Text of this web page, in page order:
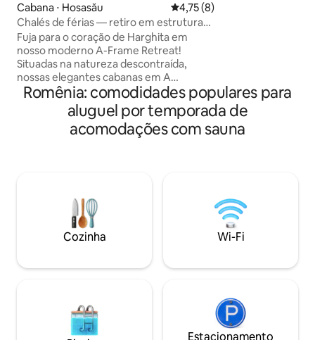
Cabana ⋅ Hosasău 4,75 de uma avaliação média
4,75 (8)
Chalés de férias — retiro em estrutura
triangular em Harghita
Fuja para o coração de Harghita em
nosso moderno A-Frame Retreat!
Situadas na natureza descontraída,
nossas elegantes cabanas em A
oferecem o refúgio perfeito para 2 a 4
hóspedes. Construída em 2024, cada
cabana possui uma sauna privada e uma
banheira de madeira quente tradicional,
Ideal para casais, famílias ou amigos,
este retiro é perfeito para relaxar ou
explorar as paisagens deslumbrantes de
Romênia: comodidades populares para
aluguel por temporada de
acomodações com sauna
Cozinha Wi-Fi
Estacionamento